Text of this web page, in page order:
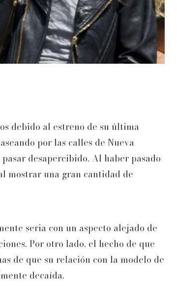
debido al estreno de su última
por las calles de Nueva
desapercibido. Al haber pasado
mostrar una gran cantidad de
seria con un aspecto alejado de
Por otro lado, el hecho de que
de que su relación con la modelo de
decaída.